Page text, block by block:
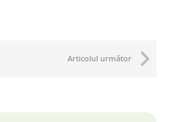
Articolul următor